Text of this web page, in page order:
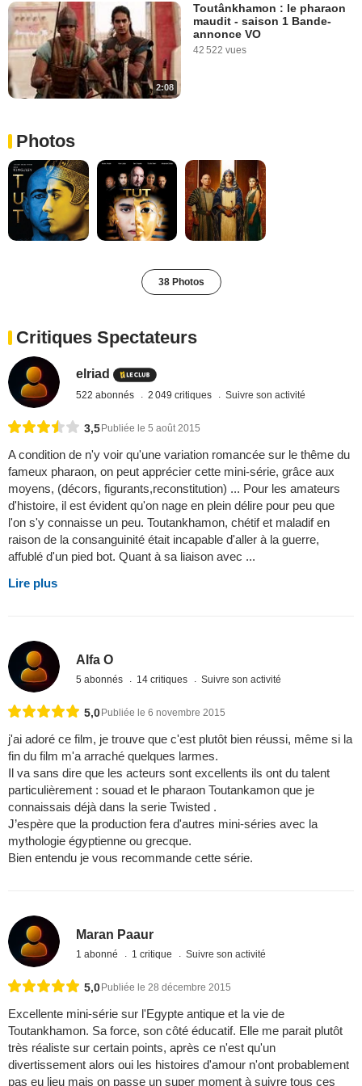
2:08
Toutânkhamon : le pharaon
maudit - saison 1 Bande-
annonce VO
42 522 vues
Photos
38 Photos
Critiques Spectateurs
elriad
522 abonnés 2 049 critiques Suivre son activité
3,5 Publiée le 5 août 2015
A condition de n'y voir qu'une variation romancée sur le thême du
fameux pharaon, on peut apprécier cette mini-série, grâce aux
moyens, (décors, figurants,reconstitution) ... Pour les amateurs
d'histoire, il est évident qu'on nage en plein délire pour peu que
l'on s'y connaisse un peu. Toutankhamon, chétif et maladif en
raison de la consanguinité était incapable d'aller à la guerre,
affublé d'un pied bot. Quant à sa liaison avec ...
Lire plus
Alfa O
5 abonnés 14 critiques Suivre son activité
5,0 Publiée le 6 novembre 2015
j'ai adoré ce film, je trouve que c'est plutôt bien réussi, même si la
fin du film m'a arraché quelques larmes.
Il va sans dire que les acteurs sont excellents ils ont du talent
particulièrement : souad et le pharaon Toutankamon que je
connaissais déjà dans la serie Twisted .
J’espère que la production fera d'autres mini-séries avec la
mythologie égyptienne ou grecque.
Bien entendu je vous recommande cette série.
Maran Paaur
1 abonné 1 critique Suivre son activité
5,0 Publiée le 28 décembre 2015
Excellente mini-série sur l'Egypte antique et la vie de
Toutankhamon. Sa force, son côté éducatif. Elle me parait plutôt
très réaliste sur certain points, après ce n'est qu'un
divertissement alors oui les histoires d'amour n'ont probablement
pas eu lieu mais on passe un super moment à suivre tous ces